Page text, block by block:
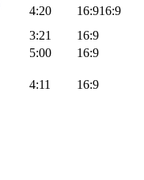
4:20
16:916:9
3:21
16:9
5:00
16:9
4:11 16:9